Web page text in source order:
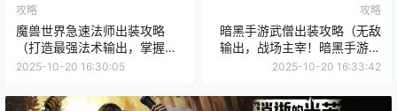
攻略
魔兽世界急速法师出装攻略
（打造最强法术输出，掌握关
键法术节奏！）
2025-10-20 16:30:05
攻略
暗黑手游武僧出装攻略（无敌
输出，战场主宰！暗黑手游武
僧出装攻略一览）
2025-10-20 16:33:42